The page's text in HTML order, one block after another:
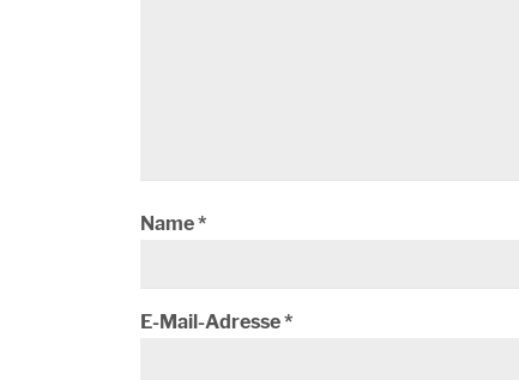
Name*
E-Mail-Adresse*